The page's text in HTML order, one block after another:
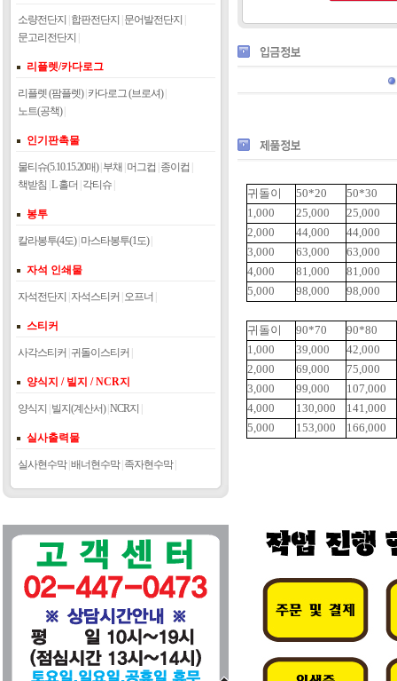
소량전단지 합판전단지 문어발전단지
문고리전단지
리플렛/카다로그
리플렛 (팜플렛)| 카다로그 (브로셔)|
노트(공책)|
인기판촉물
물티슈(5.10.15.20매)| 부채 머그컵 종이컵
책받침 L 홀더 각티슈
봉투
칼라봉투(4도)| 마스타봉투(1도)|
자석 인쇄물
자석전단지 자석스티커 오프너
스티커
사각스티커 귀돌이스티커
양식지 / 빌지 / NCR지
양식지 빌지(계산서)| NCR지
실사출력물
실사현수막| 배너현수막| 족자현수막|
귀돌이 50*20
50*30
1,000
25,000
25,000
2,000
44,000
44,000
3,000
63,000
63,000
4,000
81,000
81,000
5,000
98,000 98,000
귀돌이 90*70
90*80
1,000
39,000
42,000
2,000
69,000
75,000
3,000
99,000
107,000
4,000
130,000
141,000
5,000
153,000 166,000